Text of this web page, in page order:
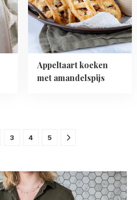
Appeltaart koeken
met amandelspijs
amandelspijs
3 4 5